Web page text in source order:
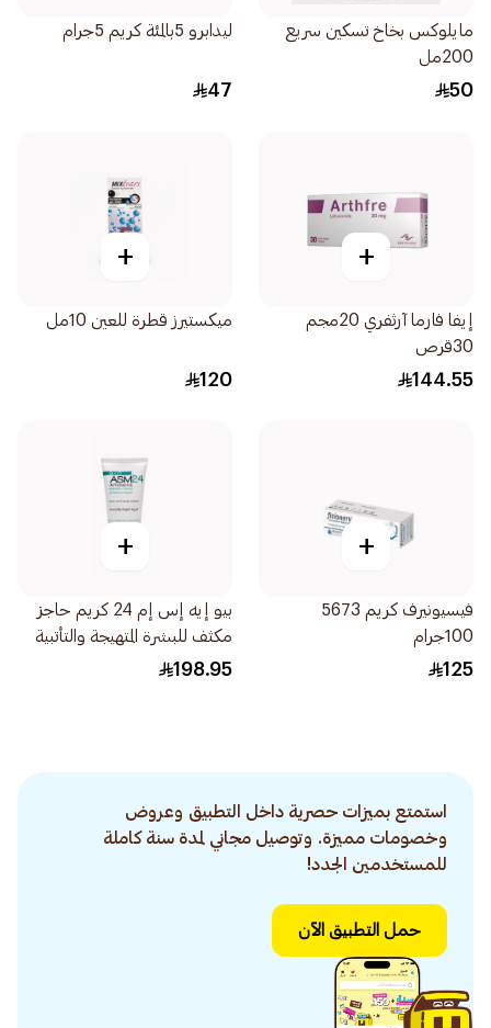
مايلوكس بخاخ تسكين سريع
200مل
50
ليدابرو 5بالمئة كريم 5جرام
47
+
إيفا فارما آرثفري 20مجم
30قرص
144.55
+
ميكستيرز قطرة للعين 10مل
120
+
فيسيونيرف كريم 5673
100جرام
125
+
بيو إيه إس إم 24 كريم حاجز
مكثف للبشرة المتهيجة والتأتبية
6047 200مل
198.95
استمتع بميزات حصرية داخل التطبيق وعروض
وخصومات مميزة. وتوصيل مجاني لمدة سنة كاملة
للمستخدمين الجدد!
حمل التطبيق الآن